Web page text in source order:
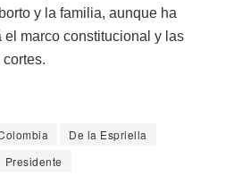
y la familia, aunque ha
el marco constitucional y las
De la Espriella
Presidente